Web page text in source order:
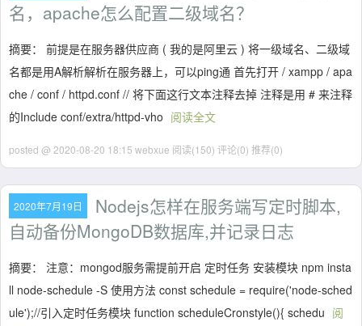
名，apache怎么配置二级域名？
摘要： 前提是在服务器供应商 ( 我的是阿里云 ) 将一级域名、二级域
名都是用A解析解析在服务器上，可以ping通 首先打开 / xampp / apa
che / conf / httpd.conf // 将下面这行文本注释去掉 注释是用 # 来注释
的Include conf/extra/httpd-vho 阅读全文
posted @ 2020-08-20 18:15 webxue 阅读(150) 评论(0) 推荐(0)
2020年7月19日
Nodejs怎样在服务端写定时脚本,
自动备份MongoDB数据库,并记录日志
摘要： 注意：mongod服务需提前开启 定时任务 安装模块 npm insta
ll node-schedule -S 使用方法 const schedule = require('node-sched
ule');//引入定时任务模块 function scheduleCronstyle(){ schedu 阅